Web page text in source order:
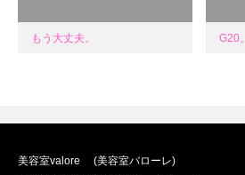
もう大丈夫。 G20。
美容室valore (美容室バローレ)